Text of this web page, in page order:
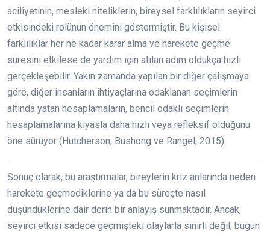
aciliyetinin, mesleki niteliklerin, bireysel farklılıkların seyirci
etkisindeki rolünün önemini göstermiştir. Bu kişisel
farklılıklar her ne kadar karar alma ve harekete geçme
süresini etkilese de yardım için atılan adım oldukça hızlı
gerçekleşebilir. Yakın zamanda yapılan bir diğer çalışmaya
göre, diğer insanların ihtiyaçlarına odaklanan seçimlerin
altında yatan hesaplamaların, bencil odaklı seçimlerin
hesaplamalarına kıyasla daha hızlı veya refleksif olduğunu
öne sürüyor (Hutcherson, Bushong ve Rangel, 2015).
Sonuç olarak, bu araştırmalar, bireylerin kriz anlarında neden
harekete geçmediklerine ya da bu süreçte nasıl
düşündüklerine dair derin bir anlayış sunmaktadır. Ancak,
seyirci etkisi sadece geçmişteki olaylarla sınırlı değil; bugün